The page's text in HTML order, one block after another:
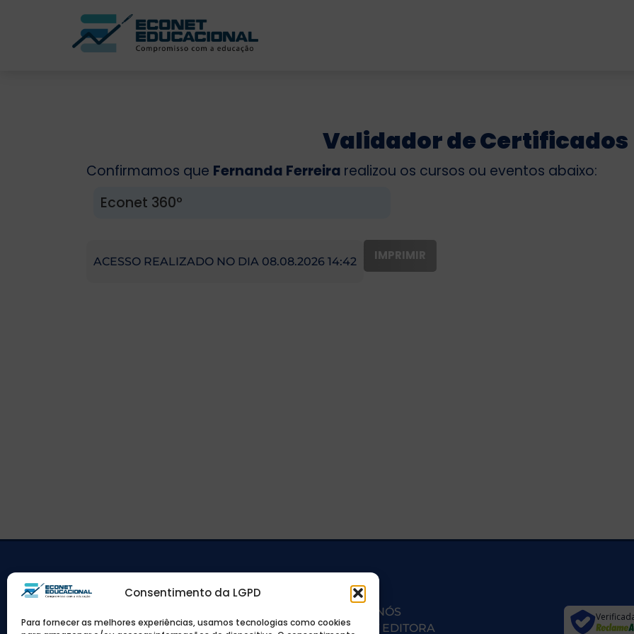
Consentimento da LGPD
Para fornecer as melhores experiências, usamos tecnologias como cookies
Validador de Certificados
Confirmamos que Fernanda Ferreira realizou os cursos ou eventos abaixo:
Econet 360º
ACESSO REALIZADO NO DIA 08.08.2026 14:42 IMPRIMIR
SOBRE NÓS
ECONET EDITORA